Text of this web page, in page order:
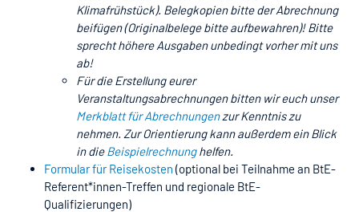
Klimafrühstück). Belegkopien bitte der Abrechnung
beifügen (Originalbelege bitte aufbewahren)! Bitte
sprecht höhere Ausgaben unbedingt vorher mit uns
ab!
Für die Erstellung eurer
Veranstaltungsabrechnungen bitten wir euch unser
Merkblatt für Abrechnungenzur Kenntnis zu
nehmen. Zur Orientierung kann außerdem ein Blick
in dieBeispielrechnunghelfen.
Formular für Reisekosten (optional bei Teilnahme an BtE-
Referent*innen-Treffen und regionale BtE-
Qualifizierungen)